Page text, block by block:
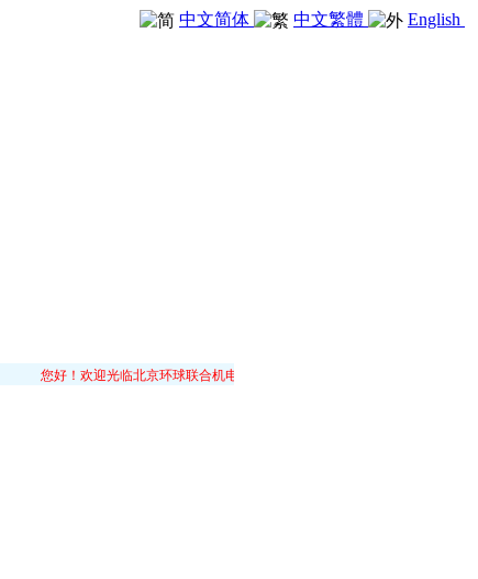
中文简体 中文繁體 English
您好！欢迎光临北京环球联合机电设备有限公司！我公司以“传承卓越，共享